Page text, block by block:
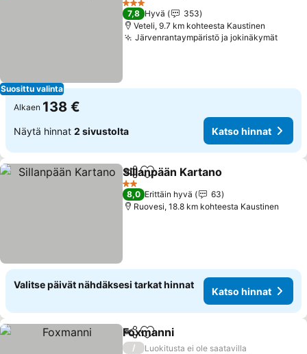
Suosittu valinta
3 Tähtiluokitus
7,8 Hyvä
353
Veteli, 9.7 km kohteesta Kaustinen
Järvenrantaympäristö ja jokinäkymät
Alkaen 138 €
Näytä hinnat 2 sivustolta Katso hinnat
Jaa Lisää suosikkeihin
Sillanpään Kartano
2 Tähtiluokitus
8,0 Erittäin hyvä
63
Ruovesi, 18.8 km kohteesta Kaustinen
Valitse päivät nähdäksesi tarkat hinnat
Katso hinnat
Jaa Lisää suosikkeihin
Foxmanni
/
Luokitusta ei ole saatavilla